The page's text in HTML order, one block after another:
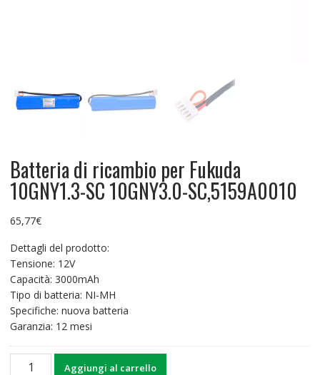
Batteria di ricambio per Fukuda
10GNY1.3-SC 10GNY3.0-SC,5159A0010
65,77€
Dettagli del prodotto:
Tensione: 12V
Capacità: 3000mAh
Tipo di batteria: NI-MH
Specifiche: nuova batteria
Garanzia: 12 mesi
Batteria
Aggiungi al carrello